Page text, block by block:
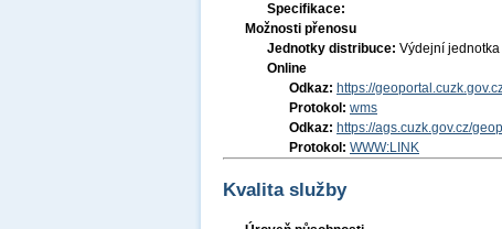
Specifikace:
Možnosti přenosu
Jednotky distribuce: Výdejní
Online
Odkaz: https://
Protokol: wms
Odkaz: https://ags.cuzk.gov.cz/
Protokol: WWW:LINK
Kvalita služby